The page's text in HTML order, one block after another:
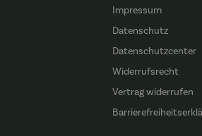
Impressum
Datenschutz
Datenschutzcenter
Widerrufsrecht
Vertrag widerrufen